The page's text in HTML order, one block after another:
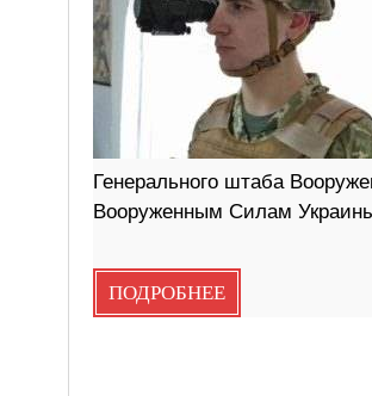
Генерального штаба
Вооруженным Силам
ПОДРОБНЕЕ